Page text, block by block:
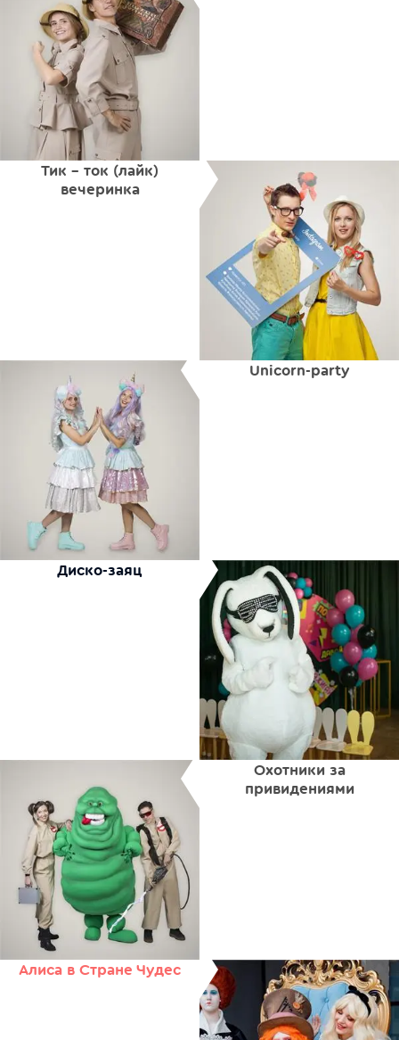
Тик - ток (лайк)
вечеринка
Unicorn-party
Диско-заяц
Охотники за
привидениями
Алиса в Стране Чудес